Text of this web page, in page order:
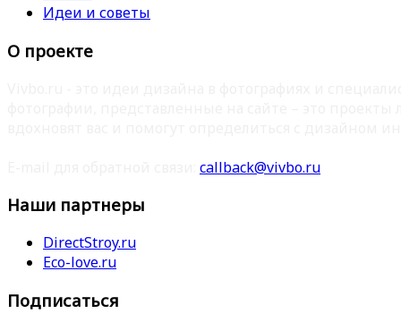
Идеи и советы
О проекте
callback@vivbo.ru
Наши партнеры
DirectStroy.ru
Eco-love.ru
Подписаться